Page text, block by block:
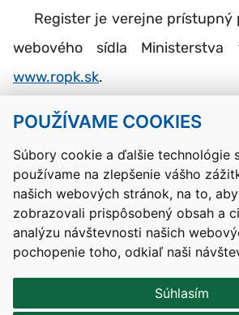
POUŽÍVAME COOKIES
Súbory cookie a ďalšie technológie
používame na zlepšenie vášho
našich webových stránok, na to,
zobrazovali prispôsobený obsah a
analýzu návštevnosti našich
pochopenie toho, odkiaľ naši
Súhlasím
Register je verejne prístupný
webového sídla
www.ropk.sk.
Kontakty Mapa stránky RSS
Vyhlásenie
Nastavenia cookies
Prevádzkovateľom služby je Ministerstvo
vývoja a mládeže Slovenskej republiky.